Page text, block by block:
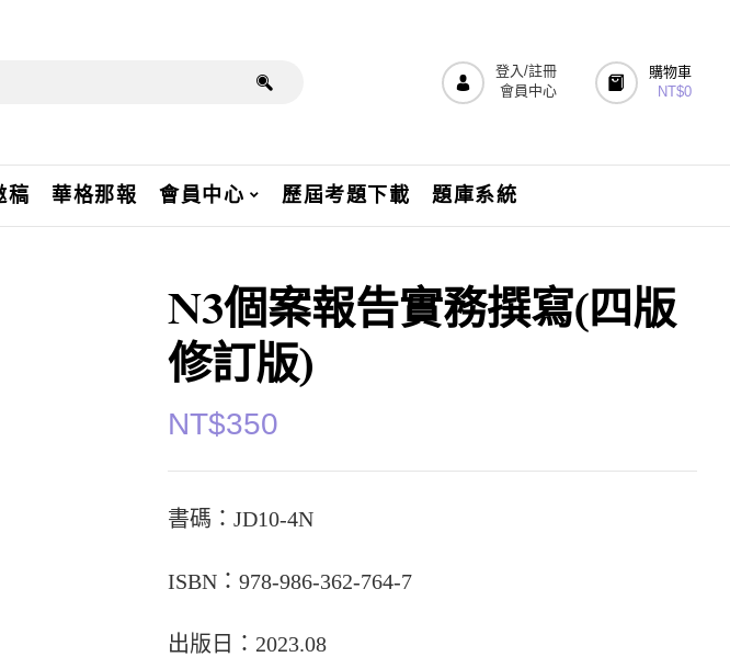
登入/註冊
會員中心
購物車
NT$0
稿 華格那報 會員中心 歷屆考題下載 題庫系統
N3個案報告實務撰寫(四版
修訂版)
NT$350
書碼：JD10-4N
ISBN：978-986-362-764-7
出版日：2023.08